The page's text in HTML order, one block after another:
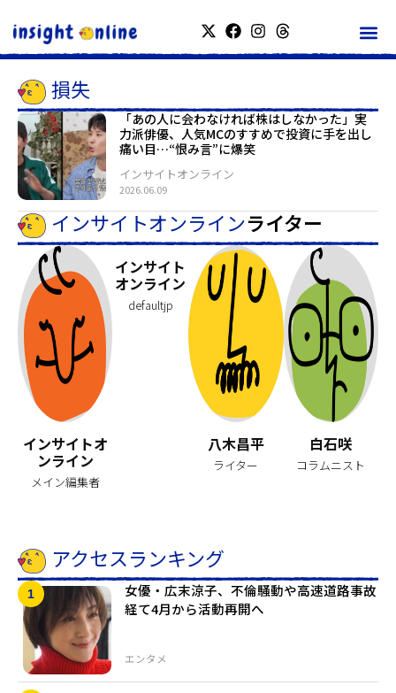
損失
「あの人に会わなければ株はしなかった」実
力派俳優、人気MCのすすめで投資に手を出し
痛い目…“恨み言”に爆笑
2026.06.09
インサイトオンライン
インサイトオンラインライター
インサイトオ
ンライン
メイン編集者
インサイト
オンライン
defaultjp
八木昌平
ライター
白石咲
コラムニスト
アクセスランキング
エンタメ
女優・広末涼子、不倫騒動や高速道路事故
経て4月から活動再開へ